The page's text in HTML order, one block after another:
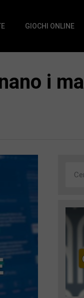
GIOCHI ONLINE
i